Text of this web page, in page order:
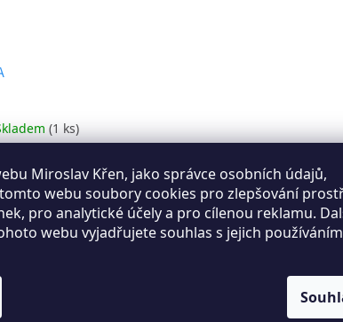
Miroslav Křen, jako správce osobních údajů,
webu soubory cookies pro zlepšování
pro analytické účely a pro cílenou reklamu.
webu vyjadřujete souhlas s jejich
(1 ks)
DETAIL
ZDARMA
jsou
25 x 2
o
odstín